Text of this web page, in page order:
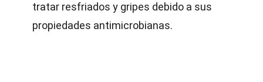
tratar resfriados y gripes debido a sus
propiedades antimicrobianas.